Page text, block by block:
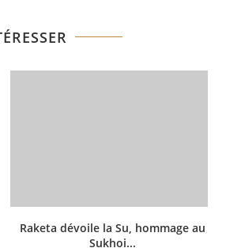
Raketa dévoile la Su, hommage au
Sukhoi...